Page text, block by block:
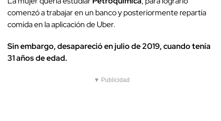
comenzó a trabajar en un banco y posteriormente repartía
comida en la aplicación de Uber.
Sin embargo, desapareció en julio de 2019, cuando tenía
31 años de edad.
▼ Publicidad